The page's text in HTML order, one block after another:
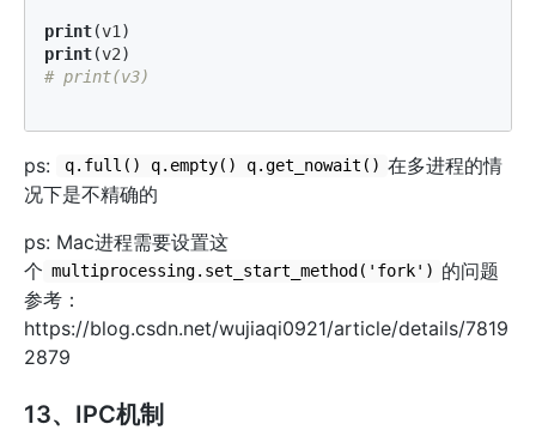
print(v1 )
print(v2)
ps: q.full() q.empty() q.get_nowait() 在多进程的情
况下是不精确的
ps: Mac进程需要设置这
个 multiprocessing.set_start_method('fork') 的问题
参考：
https://blog.csdn.net/wujiaqi0921/article/details/7819
2879
13、IPC机制